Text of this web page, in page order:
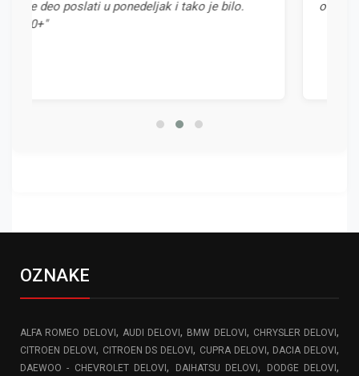
ponedeljak i tako je bilo.
odnosom cene i kvaliteta."
OZNAKE
ALFA ROMEO DELOVI , AUDI DELOVI , BMW DELOVI , CHRYSLER DELOVI ,
CITROEN DELOVI , CITROEN DS DELOVI , CUPRA DELOVI , DACIA DELOVI ,
DAEWOO - CHEVROLET DELOVI, DAIHATSU DELOVI, DODGE DELOVI,